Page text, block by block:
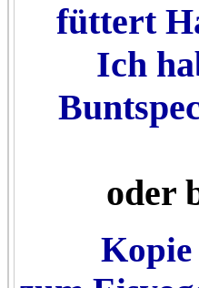
füttert
Ich
oder
Kopie